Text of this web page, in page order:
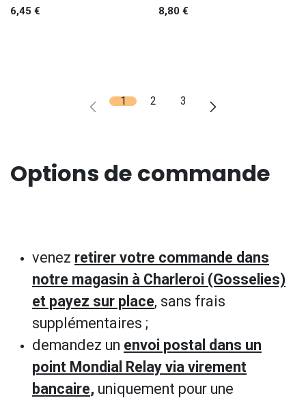
6,45 € 8,80€
1 2 3
Options de commande
venez retirer votre commande dans
notre magasin à Charleroi (Gosselies)
et payez sur place, sans frais
supplémentaires ;
demandez un envoi postal dans un
point Mondial Relay via virement
bancaire, uniquement pour une